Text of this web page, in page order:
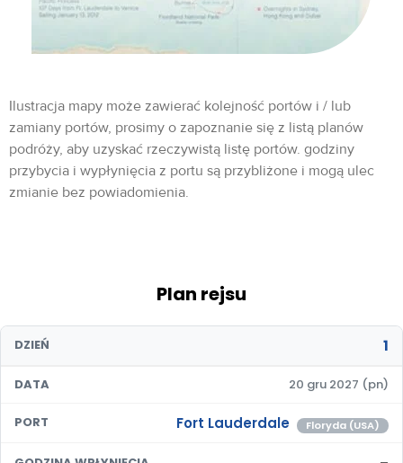
Ilustracja mapy może zawierać kolejność portów i / lub
zamiany portów, prosimy o zapoznanie się z listą planów
podróży, aby uzyskać rzeczywistą listę portów. godziny
przybycia i wypłynięcia z portu są przybliżone i mogą ulec
zmianie bez powiadomienia.
Plan rejsu
DZIEŃ 1
DATA 20 gru 2027 (pn)
PORT Fort Lauderdale Floryda (USA)